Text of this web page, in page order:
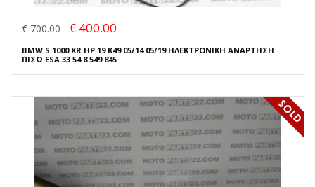
€ 700.00 € 400.00
BMW S 1000 XR HP 19 K49 05/14 05/19 ΗΛΕΚΤΡΟΝΙΚΗ ΑΝΑΡΤΗΣΗ
ΠΙΣΩ ESA 33 54 8 549 845